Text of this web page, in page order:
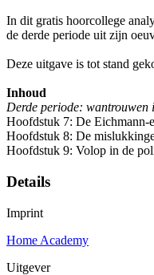
In dit gratis hoorcollege
de derde periode uit zijn
Deze uitgave is tot stand
Inhoud
Derde periode: wantrouwen
Hoofdstuk 7: De Eichmann-
Hoofdstuk 8: De
Hoofdstuk 9: Volop in de
Details
Imprint
Home Academy
Uitgever